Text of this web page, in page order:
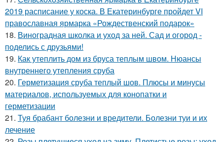
2019 расписание у коска. В Екатеринбурге пройдет VI
православная ярмарка «Рождественский подарок»
18. Виноградная школка и уход за ней. Сад и огород -
поделись с друзьями!
19. Как утеплить дом из бруса теплым швом. Нюансы
внутреннего утепления сруба
20. Герметизация сруба теплый шов. Плюсы и минусы
материалов, используемых для конопатки и
герметизации
21. Туя брабант болезни и вредители. Болезни туи и их
лечение